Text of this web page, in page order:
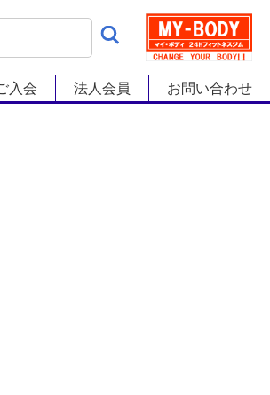
入会 法人会員 お問い合わせ